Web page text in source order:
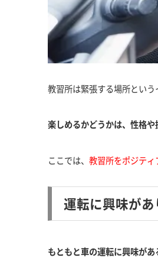
教習所は緊張する場所とい
楽しめるかどうかは、性格や
ここでは、 教習所をポジテ
運転に興味が
もともと車の運転に興味が